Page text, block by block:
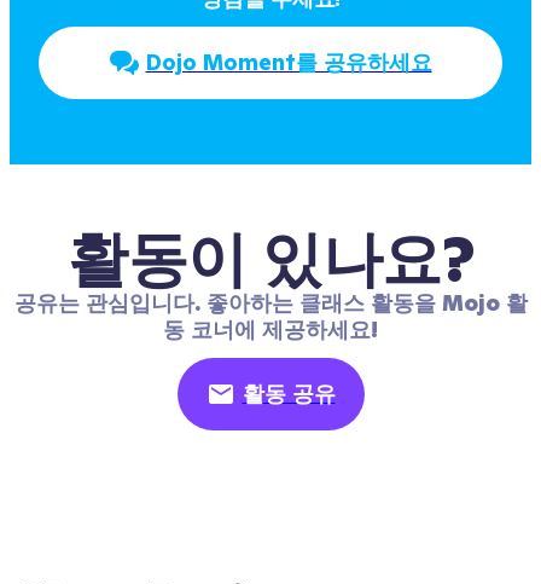
Dojo Moment를 공유하세요
활동이 있나요?
공유는 관심입니다. 좋아하는 클래스 활동을 Mojo 활
동 코너에 제공하세요!
활동 공유